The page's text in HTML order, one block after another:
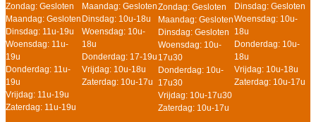
Zondag: Gesloten
Maandag: Gesloten
Dinsdag: 11u-19u
Woensdag: 11u-
19u
Donderdag: 11u-
19u
Vrijdag: 11u-19u
Zaterdag: 11u-19u
Maandag: Gesloten
Dinsdag: 10u-18u
Woensdag: 10u-
18u
Donderdag: 17-19u
Vrijdag: 10u-18u
Zaterdag: 10u-17u
Zondag: Gesloten
Maandag: Gesloten
Dinsdag: Gesloten
Woensdag: 10u-
17u30
Donderdag: 10u-
17u30
Vrijdag: 10u-17u30
Zaterdag: 10u-17u
Dinsdag: Gesloten
Woensdag: 10u-
18u
Donderdag: 10u-
18u
Vrijdag: 10u-18u
Zaterdag: 10u-17u